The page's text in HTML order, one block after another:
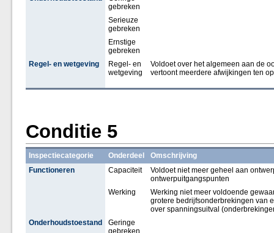
gebreken
Serieuze
gebreken
Ernstige
gebreken
Regel- en wetgeving
Regel- en
wetgeving
Voldoet over het algemeen aan de
vertoont meerdere afwijkingen ten
Conditie 5
Inspectiecategorie Onderdeel
Omschrijving
Functioneren
Capaciteit
Voldoet niet meer geheel aan
ontwerpuitgangspunten
Werking
Werking niet meer voldoende
grotere bedrijfsonderbrekingen van
over spanningsuitval
Onderhoudstoestand
Geringe
gebreken